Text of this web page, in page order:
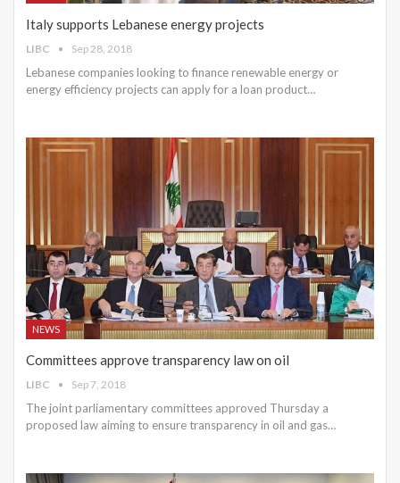
Italy supports Lebanese energy projects
LIBC Sep 28, 2018
Lebanese companies looking to finance renewable energy or
energy efficiency projects can apply for a loan product…
NEWS
Committees approve transparency law on oil
LIBC Sep 7, 2018
The joint parliamentary committees approved Thursday a
proposed law aiming to ensure transparency in oil and gas…